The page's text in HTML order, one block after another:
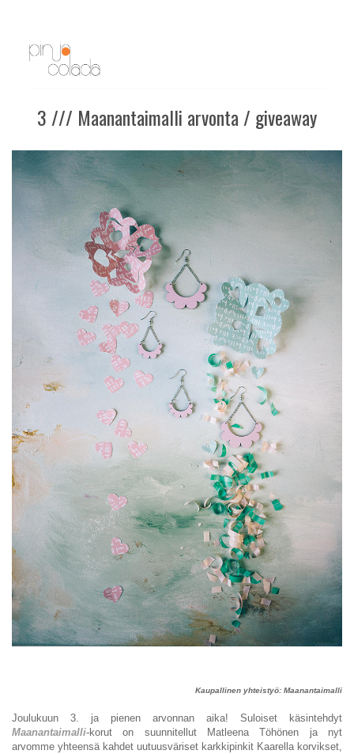
3 /// Maanantaimalli arvonta / giveaway
Kaupallinen yhteistyö: Maanantaimalli
Joulukuun 3. ja pienen arvonnan aika! Suloiset käsintehdyt
Maanantaimalli-korut on suunnitellut Matleena Töhönen ja nyt
arvomme yhteensä kahdet uutuusväriset karkkipinkit Kaarella korvikset,